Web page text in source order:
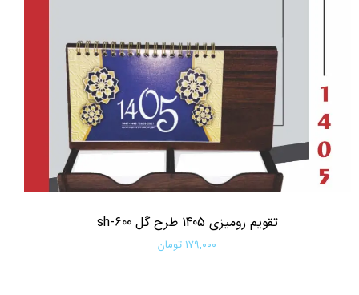
تقویم رومیزی 1405 طرح گل sh-600
۱۷۹,۰۰۰ تومان